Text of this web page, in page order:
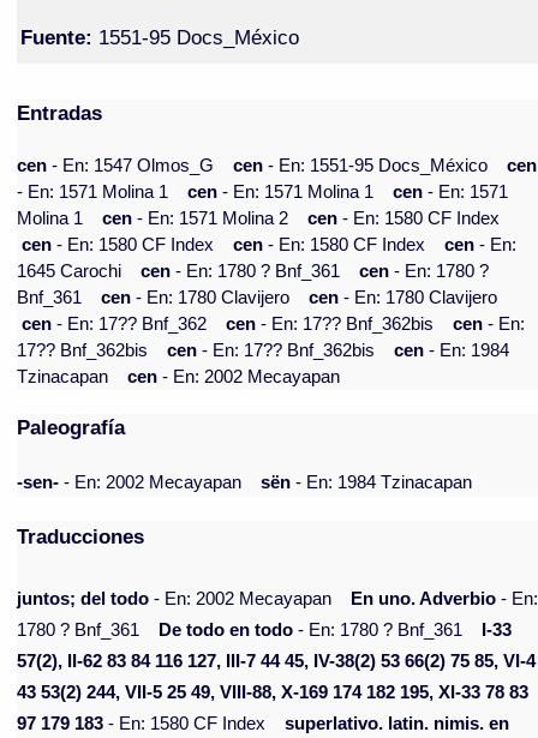
Fuente: 1551-95 Docs_México
Entradas
cen- En: 1547 Olmos_G cen- En: 1551-95 Docs_México
cen
- En: 1571 Molina 1
cen- En: 1571 Molina 1 cen- En: 1571
Molina 1
cen- En: 1571 Molina 2 cen- En: 1580 CF Index
cen- En: 1580 CF Index cen- En: 1580 CF Index cen- En:
1645 Carochi
cen- En: 1780 ? Bnf_361 cen- En: 1780 ?
Bnf_361
cen- En: 1780 Clavijero cen- En: 1780 Clavijero
cen- En: 17?? Bnf_362 cen- En: 17?? Bnf_362bis cen- En:
17?? Bnf_362bis
cen- En: 17?? Bnf_362bis cen- En: 1984
Tzinacapan
cen- En: 2002 Mecayapan
Paleografía
-sen- - En: 2002 Mecayapan sën - En: 1984 Tzinacapan
Traducciones
juntos; del todo - En: 2002 Mecayapan En uno. Adverbio - En:
1780 ? Bnf_361
De todo en todo - En: 1780 ? Bnf_361
I-33
57(2), II-62 83 84 116 127, III-7 44 45, IV-38(2) 53 66(2) 75 85, VI-4
43 53(2) 244, VII-5 25 49, VIII-88, X-169 174 182 195, XI-33 78 83
97 179 183 - En: 1580 CF Index
superlativo. latin. nimis. en